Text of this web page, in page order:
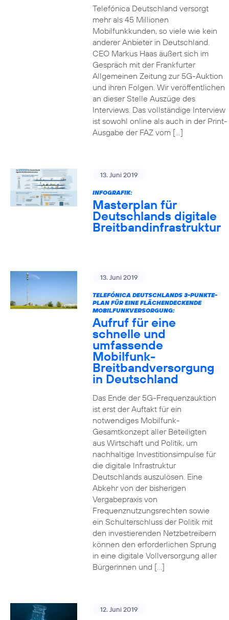
Telefónica Deutschland versorgt
mehr als 45 Millionen
Mobilfunkkunden, so viele wie kein
anderer Anbieter in Deutschland.
CEO Markus Haas äußert sich im
Gespräch mit der Frankfurter
Allgemeinen Zeitung zur 5G-Auktion
und ihren Folgen. Wir veröffentlichen
an dieser Stelle Auszüge des
Interviews. Das vollständige Interview
ist sowohl online als auch in der Print-
Ausgabe der FAZ vom […]
13. Juni 2019
INFOGRAFIK:
Masterplan für
Deutschlands digitale
Breitbandinfrastruktur
13. Juni 2019
TELEFÓNICA DEUTSCHLANDS 3-PUNKTE-
PLAN FÜR EINE FLÄCHENDECKENDE
MOBILFUNKVERSORGUNG:
Aufruf für eine
schnelle und
umfassende
Mobilfunk-
Breitbandversorgung
in Deutschland
Das Ende der 5G-Frequenzauktion
ist erst der Auftakt für ein
notwendiges Mobilfunk-
Gesamtkonzept aller Beteiligten
aus Wirtschaft und Politik, um
nachhaltige Investitionsimpulse für
die digitale Infrastruktur
Deutschlands auszulösen. Eine
Abkehr von der bisherigen
Vergabepraxis von
Frequenznutzungsrechten sowie
ein Schulterschluss der Politik mit
den investierenden Netzbetreibern
können den erforderlichen Sprung
in eine digitale Vollversorgung aller
Bürgerinnen und […]
12. Juni 2019